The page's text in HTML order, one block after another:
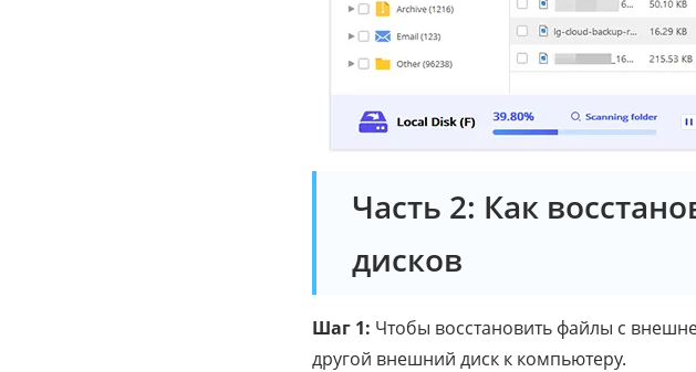
Часть 2: Как
дисков
Шаг 1: Чтобы восстановить файлы с
другой внешний диск к компьютеру.